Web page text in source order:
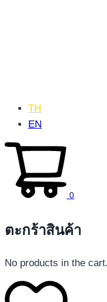
TH
EN
0
ตะกร้าสินค้า
No products in the cart.